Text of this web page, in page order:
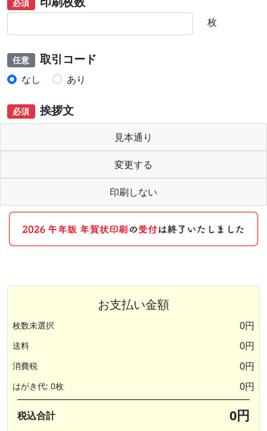
必須
枚
任意 取引コード
なし あり
必須 挨拶文
見本通り
変更する
印刷しない
お支払い金額
枚数未選択 0円
送料 0円
消費税 0円
はがき代: 0枚 0円
税込合計 0円